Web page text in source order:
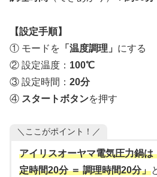
【設定手順】
① モードを 「温度調理」 にする
② 設定温度： 100℃
③ 設定時間： 20分
④ スタートボタンを押す
＼ここがポイント！／
アイリスオーヤマ電気圧力鍋は
定時間20分 ＝ 調理時間20分」